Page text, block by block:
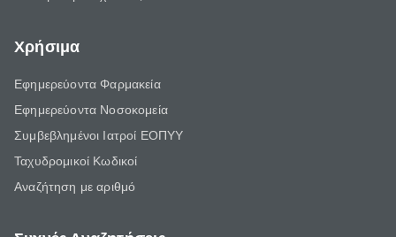
Χρήσιμα
Εφημερεύοντα Φαρμακεία
Εφημερεύοντα Νοσοκομεία
Συμβεβλημένοι Ιατροί ΕΟΠΥΥ
Ταχυδρομικοί Κωδικοί
Αναζήτηση με αριθμό